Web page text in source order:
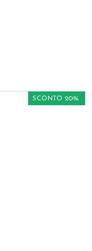
SCONTO 20%